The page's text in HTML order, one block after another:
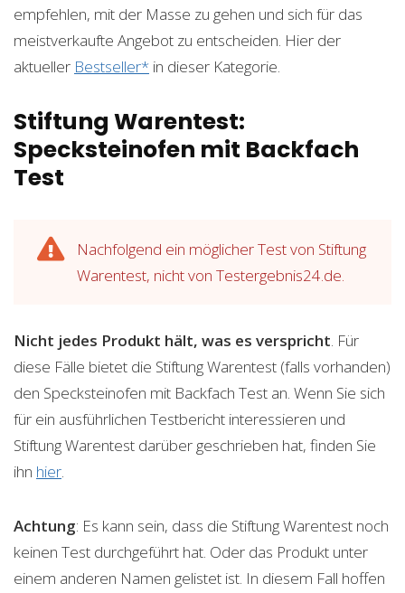
empfehlen, mit der Masse zu gehen und sich für das
meistverkaufte Angebot zu entscheiden. Hier der
aktueller Bestseller* in dieser Kategorie.
Stiftung Warentest:
Specksteinofen mit Backfach
Test
Nachfolgend ein möglicher Test von Stiftung
Warentest, nicht von Testergebnis24.de.
Nicht jedes Produkt hält, was es verspricht. Für
diese Fälle bietet die Stiftung Warentest (falls vorhanden)
den Specksteinofen mit Backfach Test an. Wenn Sie sich
für ein ausführlichen Testbericht interessieren und
Stiftung Warentest darüber geschrieben hat, finden Sie
ihn hier.
Achtung: Es kann sein, dass die Stiftung Warentest noch
keinen Test durchgeführt hat. Oder das Produkt unter
einem anderen Namen gelistet ist. In diesem Fall hoffen